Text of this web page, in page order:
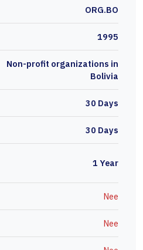
ORG.BO
1995
Non-profit organizations in
Bolivia
30 Days
30 Days
1 Year
Nee
Nee